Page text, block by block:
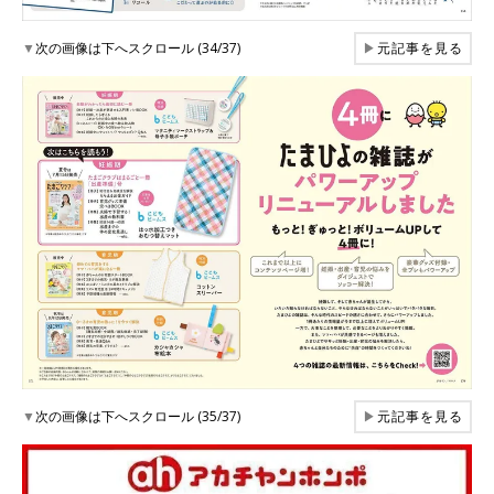
▼次の画像は下へスクロール (34/37) ▶元記事を見る
▼次の画像は下へスクロール (35/37) ▶元記事を見る